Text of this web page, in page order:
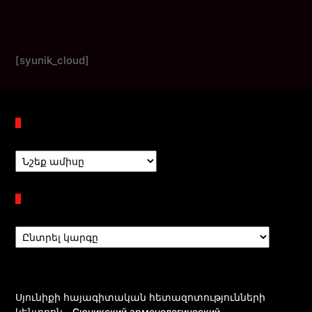
[syunik_cloud]
Սյունիքի հայագիտական հետազոտությունների